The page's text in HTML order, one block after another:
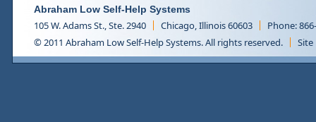
Abraham Low Self-Help Systems
105 W. Adams St., Ste. 2940 Chicago, Illinois 60603
Phone:
© 2011 Abraham Low Self-Help Systems. All rights reserved.